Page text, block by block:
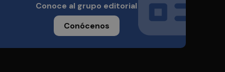
Conoce al grupo editorial
Conócenos